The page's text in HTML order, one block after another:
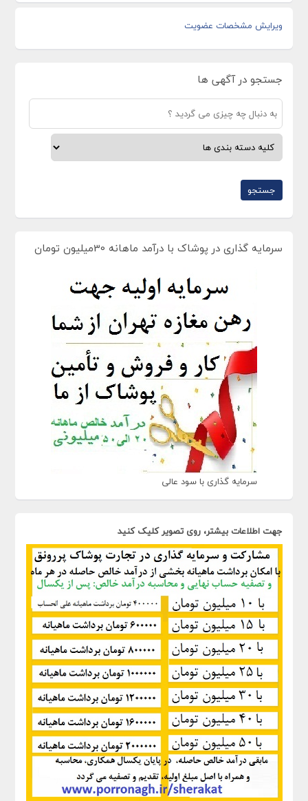
ویرایش مشخصات عضویت
جستجو در آگهی ها
سرمایه گذاری در پوشاک با درآمد ماهانه 30میلیون تومان
سرمایه گذاری با سود عالی
جهت اطلاعات بیشتر، روی تصویر کلیک کنید